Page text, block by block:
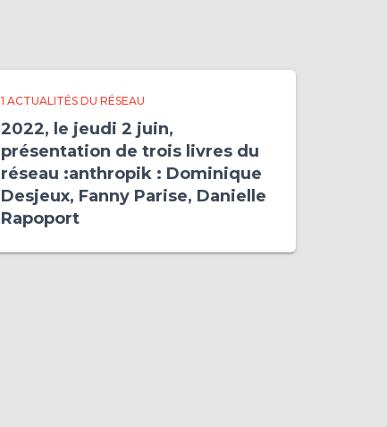
1 ACTUALITÉS DU RÉSEAU
2022, le jeudi 2 juin,
présentation de trois livres du
réseau :anthropik : Dominique
Desjeux, Fanny Parise, Danielle
Rapoport